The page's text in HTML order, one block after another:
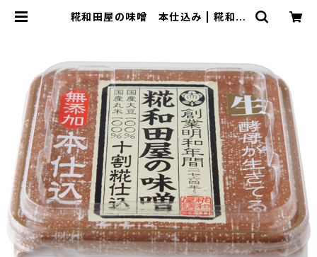
糀和田屋の味噌 本仕込み | 糀和田